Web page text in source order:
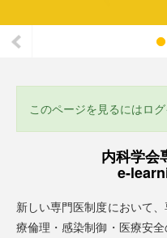
このページを見るにはロ
内科学会
e-
新しい専門医制度において
療倫理・感染制御・医療安